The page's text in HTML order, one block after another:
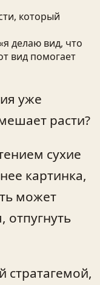
который
делаю вид, что
вид помогает
уже
расти?
сухие
картинка,
может
отпугнуть
стратагемой,